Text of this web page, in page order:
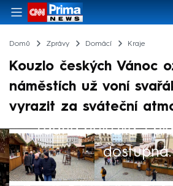
Domů Zprávy Domácí Kraje
Kouzlo českých Vánoc
náměstích už voní
vyrazit za sváteční
Žádná položka z
dostupná.